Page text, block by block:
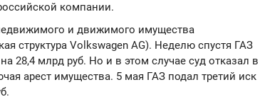
компании.
и движимого имущества
структура Volkswagen AG). Неделю спустя ГАЗ
28,4 млрд руб. Но и в этом случае суд отказал в
арест имущества. 5 мая ГАЗ подал третий иск